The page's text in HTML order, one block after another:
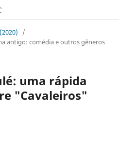
/
antigo: comédia e outros gêneros
uma rápida
"Cavaleiros"